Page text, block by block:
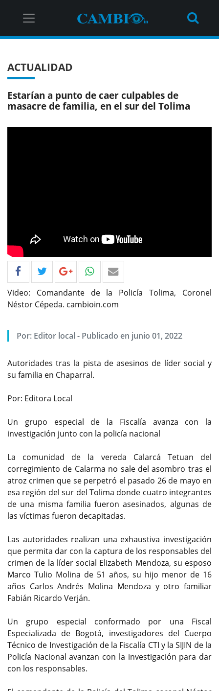
ACTUALIDAD
Estarían a punto de caer culpables de
masacre de familia, en el sur del Tolima
Video: Comandante de la Policía Tolima, Coronel
Néstor Cépeda. cambioin.com
Por: Editor local - Publicado en junio 01, 2022
Autoridades tras la pista de asesinos de líder social y
su familia en Chaparral.
Por: Editora Local
Un grupo especial de la Fiscalía avanza con la
investigación junto con la policía nacional
La comunidad de la vereda Calarcá Tetuan del
corregimiento de Calarma no sale del asombro tras el
atroz crimen que se perpetró el pasado 26 de mayo en
esa región del sur del Tolima donde cuatro integrantes
de una misma familia fueron asesinados, algunas de
las víctimas fueron decapitadas.
Las autoridades realizan una exhaustiva investigación
que permita dar con la captura de los responsables del
crimen de la líder social Elizabeth Mendoza, su esposo
Marco Tulio Molina de 51 años, su hijo menor de 16
años Carlos Andrés Molina Mendoza y otro familiar
Fabián Ricardo Verján.
Un grupo especial conformado por una Fiscal
Especializada de Bogotá, investigadores del Cuerpo
Técnico de Investigación de la Fiscalía CTI y la SIJIN de la
Policía Nacional avanzan con la investigación para dar
con los responsables.